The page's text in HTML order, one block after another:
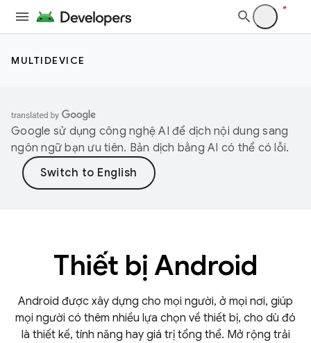
MULTIDEVICE
Google sử dụng công nghệ AI để dịch nội dung sang
ngôn ngữ bạn ưu tiên. Bản dịch bằng AI có thể có lỗi.
Thiết bị Android
Android được xây dựng cho mọi người, ở mọi nơi, giúp
mọi người có thêm nhiều lựa chọn về thiết bị, cho dù đó
là thiết kế, tính năng hay giá trị tổng thể. Mở rộng trải